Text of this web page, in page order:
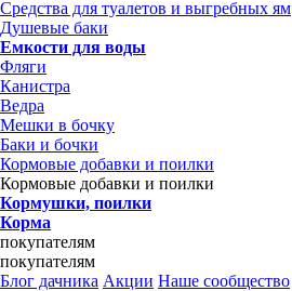
Средства для туалетов и выгребных ям
Душевые баки
Емкости для воды
Фляги
Канистра
Ведра
Мешки в бочку
Баки и бочки
Кормовые добавки и поилки
Кормовые добавки и поилки
Кормушки, поилки
Корма
покупателям
покупателям
Блог дачника Акции Наше сообщество